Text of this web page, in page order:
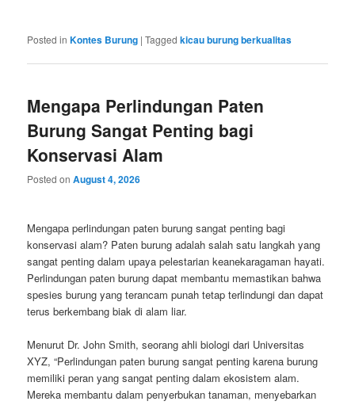
Posted in Kontes Burung |Tagged kicau burung berkualitas
Mengapa Perlindungan Paten
Burung Sangat Penting bagi
Konservasi Alam
Posted onAugust 4, 2026
Mengapa perlindungan paten burung sangat penting bagi
konservasi alam? Paten burung adalah salah satu langkah yang
sangat penting dalam upaya pelestarian keanekaragaman hayati.
Perlindungan paten burung dapat membantu memastikan bahwa
spesies burung yang terancam punah tetap terlindungi dan dapat
terus berkembang biak di alam liar.
Menurut Dr. John Smith, seorang ahli biologi dari Universitas
XYZ, “Perlindungan paten burung sangat penting karena burung
memiliki peran yang sangat penting dalam ekosistem alam.
Mereka membantu dalam penyerbukan tanaman, menyebarkan